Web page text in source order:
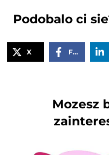
Podobalo ci
X Facebook
Mozesz